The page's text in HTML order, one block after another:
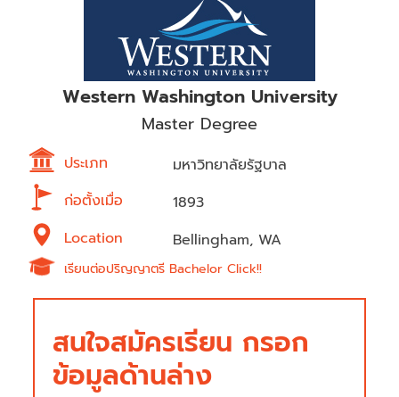
Western Washington University
Master Degree
ประเภท
มหาวิทยาลัยรัฐบาล
ก่อตั้งเมื่อ
1893
Location
Bellingham, WA
เรียนต่อปริญญาตรี Bachelor Click!!
สนใจสมัครเรียน กรอก
ข้อมูลด้านล่าง